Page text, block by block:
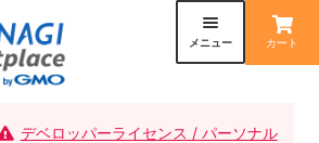
カート
メニュー
デベロッパーライセンス / パーソナル